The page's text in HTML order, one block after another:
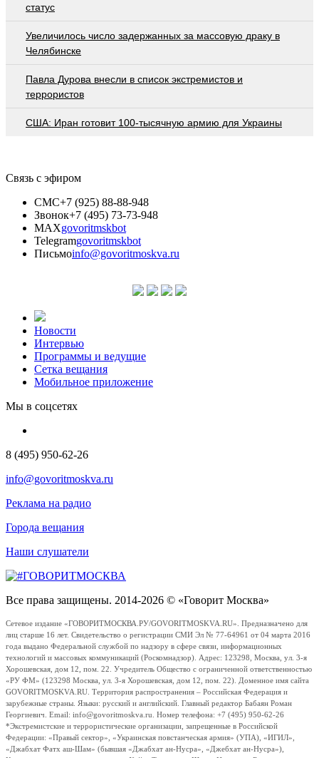
статус
Увеличилось число задержанных за массовую драку в
Челябинске
Павла Дурова внесли в список экстремистов и
террористов
США: Иран готовит 100-тысячную армию для Украины
Связь с эфиром
СМС+7 (925) 88-88-948
Звонок+7 (495) 73-73-948
MAXgovoritmskbot
Telegramgovoritmskbot
Письмоinfo@govoritmoskva.ru
Новости
Интервью
Программы и ведущие
Сетка вещания
Мобильное приложение
Мы в соцсетях
8 (495) 950-62-26
info@govoritmoskva.ru
Реклама на радио
Города вещания
Наши слушатели
Все права защищены. 2014-2026 © «Говорит Москва»
Сетевое издание «ГОВОРИТМОСКВА.РУ/GOVORITMOSKVA.RU». Предназначено для
лиц старше 16 лет. Свидетельство о регистрации СМИ Эл № 77-64961 от 04 марта 2016
года выдано Федеральной службой по надзору в сфере связи, информационных
технологий и массовых коммуникаций (Роскомнадзор). Адрес: 123298, Москва, ул. 3-я
Хорошевская, дом 12, пом. 22. Учредитель Общество с ограниченной ответственностью
«РУ ФМ» (123298 Москва, ул. 3-я Хорошевская, дом 12, пом. 22). Доменное имя сайта
GOVORITMOSKVA.RU. Территория распространения – Российская Федерация и
зарубежные страны. Языки: русский и английский. Главный редактор Бабаян Роман
Георгиевич. Email: info@govoritmoskva.ru. Номер телефона: +7 (495) 950-62-26
*Экстремистские и террористические организации, запрещенные в Российской
Федерации: «Правый сектор», «Украинская повстанческая армия» (УПА), «ИГИЛ»,
«Джабхат Фатх аш-Шам» (бывшая «Джабхат ан-Нусра», «Джебхат ан-Нусра»),